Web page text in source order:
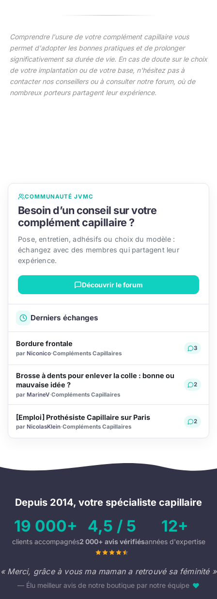
Comprendre l'usure de votre complément capillaire vous
permet d'adopter les bonnes pratiques et de prolonger
significativement sa durée de vie. En cas de doute sur le choix
de votre implantation ou de votre base, n'hésitez pas à
contacter nos conseillers ou à consulter notre forum, où de
nombreux porteurs partagent leur expérience.
COMMUNAUTÉ JVMC
Besoin d’un conseil sur votre
complément capillaire ?
Pose, entretien, adhésifs ou choix du modèle :
échangez avec des membres qui partagent leur
expérience.
Découvrir le forum
Derniers échanges
Bordure frontale
par Niconico·Compléments Capillaires
3
Brosse à dents pour enlever la colle : bonne ou
mauvaise idée ?
par MarineV·Compléments Capillaires
2
[Emploi] Prothésiste Capillaire sur Paris
par NicolasKlein·Compléments Capillaires
2
Depuis 2014, votre spécialiste capillaire
19 000+
clients accompagnés
4,5 / 5
2 000+ avis vérifiés
12+
années d'expertise
« Merci, grâce à vous ma maman a retrouvé sa féminité »
— Élu meilleur avis de notre boutique par notre équipe ♥